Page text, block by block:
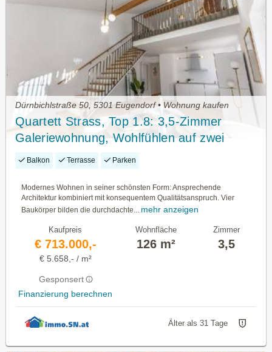
Dürnbichlstraße 50, 5301 Eugendorf • Wohnung kaufen
Quartett Strass, Top 1.8: 3,5-Zimmer
Galeriewohnung, Wohlfühlen auf zwei
Ebenen
Balkon Terrasse Parken
Modernes Wohnen in seiner schönsten Form: Ansprechende
Architektur kombiniert mit konsequentem Qualitätsanspruch. Vier
Baukörper bilden die durchdachte... mehr anzeigen
Kaufpreis
€ 713.000,-
€ 5.658,- / m²
Gesponsert
Finanzierung berechnen
Wohnfläche
126 m²
Zimmer
3,5
Älter als 31 Tage